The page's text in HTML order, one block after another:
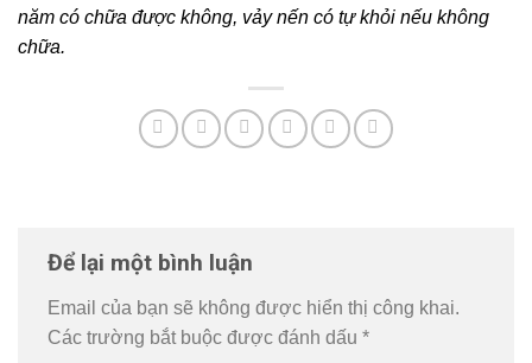
năm có chữa được không, vảy nến có tự khỏi nếu không
chữa.
Để lại một bình luận
Email của bạn sẽ không được hiển thị công khai.
Các trường bắt buộc được đánh dấu *